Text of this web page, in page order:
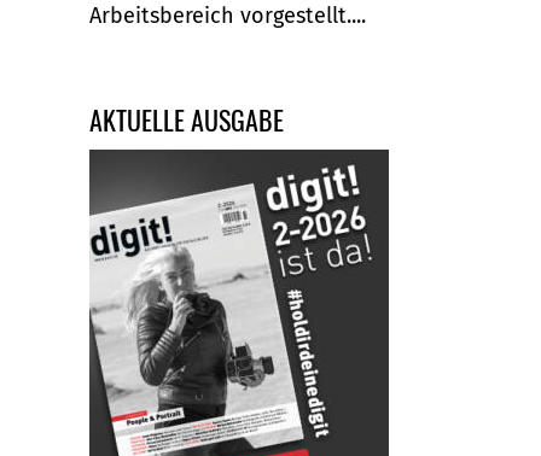
Arbeitsbereich vorgestellt....
AKTUELLE AUSGABE